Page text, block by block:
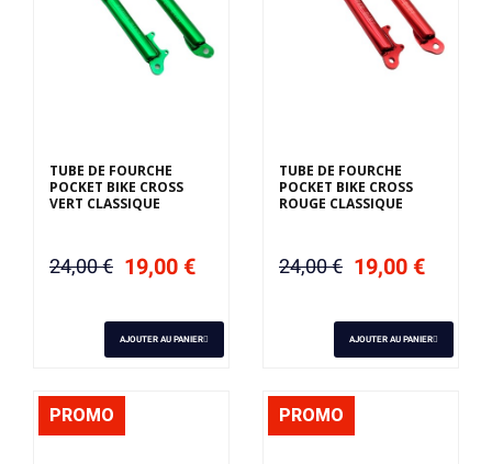
TUBE DE FOURCHE
POCKET BIKE CROSS
VERT CLASSIQUE
24,00 € 19,00 €
AJOUTER AU PANIER
TUBE DE FOURCHE
POCKET BIKE CROSS
ROUGE CLASSIQUE
24,00 € 19,00 €
AJOUTER AU PANIER
PROMO PROMO